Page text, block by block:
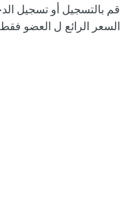
قم بالتسجيل أو تسجيل
السعر الرائع ل العضو